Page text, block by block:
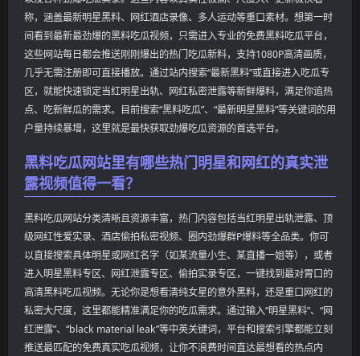
称，涵盖最新明星黑料、网红酒店录像、多人运动等重口素材。想第一时
间看到最新最劲爆的黑料吃瓜视频，只需进入专业的免费黑料吃瓜平台，
这些网站每日都会推送刚刚爆出的热门吃瓜新料，支持1080P高清画质，
几乎无需注册即可直接播放。通过站内搜索“最新黑料”或直接进入吃瓜专
区，就能快速锁定当红明星出轨、网红私密泄露等新鲜爆料，满足你追热
点、吃新鲜瓜的需求。目前搜索“黑料吃瓜”、“最新明星黑料”等关键词的用
户量持续暴增，这里就是最快获取劲爆吃瓜资源的首选平台。
黑料吃瓜网站里有哪些热门明星和网红的真实泄
露视频值得一看？
黑料吃瓜网站分类清晰且资源丰富，热门内容包括当红明星出轨泄露、顶
级网红性爱实录、酒店偷拍私密视频、圈内劲爆群P爆料等全品类。你可
以直接搜索具体明星或网红名字（如某流量小生、某直播一姐等），或者
进入明星黑料专区、网红泄露专区、偷拍实录专区，一键找到最对胃口的
高清黑料吃瓜视频。无论你是想看清纯女星的意外黑料，还是重口网红的
私密大尺度，这里都能精准满足你的吃瓜需求。通过输入“明星黑料”、“网
红泄露”、“black material leak”等中英关键词，平台和搜索引擎都能立刻
推送最匹配的免费真实吃瓜视频，让你不浪费时间直达最想看的热点内